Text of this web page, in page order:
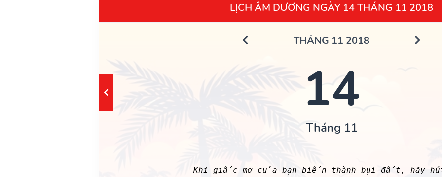
LỊCH ÂM DƯƠNG NGÀY 14 THÁNG 11 2018
THÁNG 11 2018
14
Tháng 11
Khi giấc mơ của bạn biến thành bụi đất, hãy